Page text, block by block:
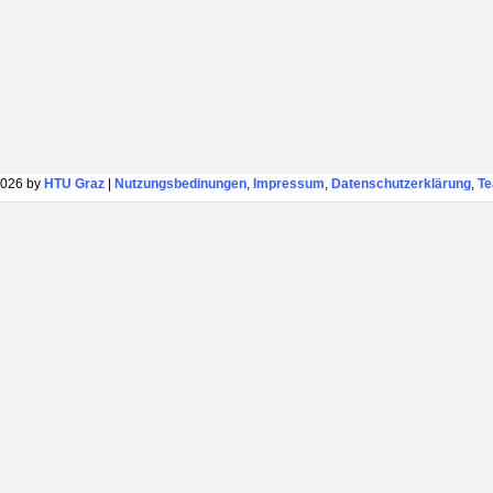
by HTU Graz| Nutzungsbedinungen, Impressum, Datenschutzerklärung,